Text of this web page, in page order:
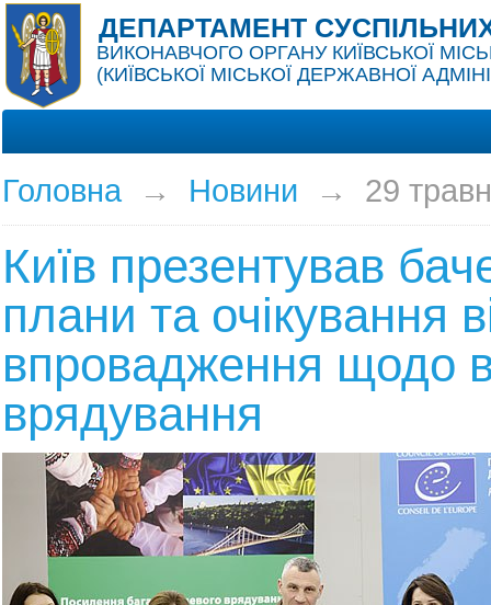
ДЕПАРТАМЕНТ
ВИКОНАВЧОГО ОРГАНУ КИЇВСЬКОЇ
(КИЇВСЬКОЇ МІСЬКОЇ ДЕРЖАВНОЇ
Головна→ Новини → 29
Київ презентував
плани та очікування
впровадження щодо
врядування